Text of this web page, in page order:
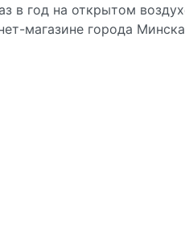
в год на открытом
магазине города